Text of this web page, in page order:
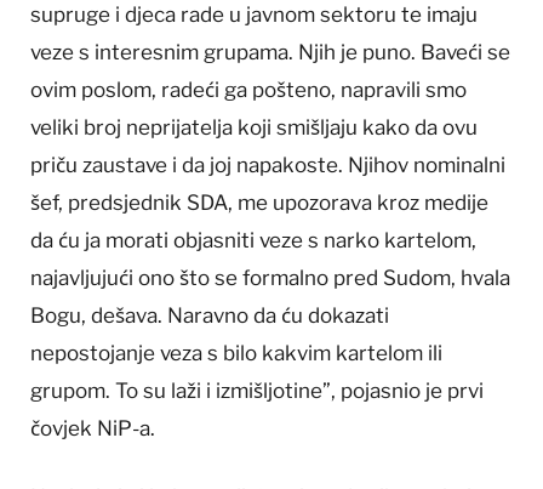
supruge i djeca rade u javnom sektoru te imaju
veze s interesnim grupama. Njih je puno. Baveći se
ovim poslom, radeći ga pošteno, napravili smo
veliki broj neprijatelja koji smišljaju kako da ovu
priču zaustave i da joj napakoste. Njihov nominalni
šef, predsjednik SDA, me upozorava kroz medije
da ću ja morati objasniti veze s narko kartelom,
najavljujući ono što se formalno pred Sudom, hvala
Bogu, dešava. Naravno da ću dokazati
nepostojanje veza s bilo kakvim kartelom ili
grupom. To su laži i izmišljotine”, pojasnio je prvi
čovjek NiP-a.